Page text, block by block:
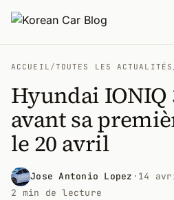
ACCUEIL /TOUTES LES ACTUALITÉS
Hyundai IONIQ
avant sa
le 20 avril
Jose Antonio Lopez · 14
2 min de lecture